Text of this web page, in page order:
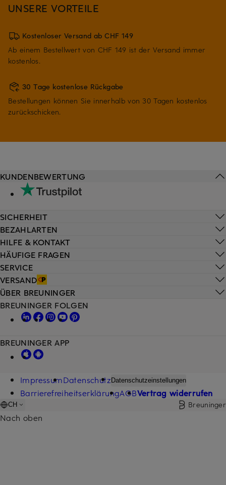
UNSERE VORTEILE
Kostenloser Versand ab CHF 149
Ab einem Bestellwert von CHF 149 ist der Versand immer
kostenlos.
30 Tage kostenlose Rückgabe
Bestellungen können Sie innerhalb von 30 Tagen kostenlos
zurückschicken.
HILFE & KONTAKT
HÄUFIGE FRAGEN
SERVICE
VERSAND
KUNDENBEWERTUNG
SICHERHEIT
BEZAHLARTEN
ÜBER BREUNINGER
BREUNINGER FOLGEN
BREUNINGER APP
ImpressumDatenschutzDatenschutzeinstellungen
BarrierefreiheitserklärungAGBVertrag widerrufen
CH Breuninger
Nach oben